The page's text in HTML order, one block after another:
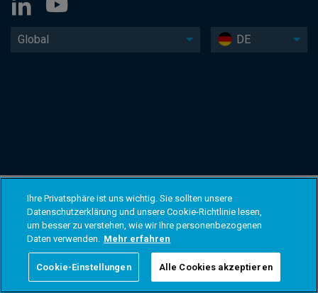
Global DE
Ihre Privatsphäre ist uns wichtig. Sie sollten unsere
Datenschutzerklärung und unsere Cookie-Richtlinie lesen,
um besser zu verstehen, wie wir Ihre personenbezogenen
Daten verwenden. Mehr erfahren
Cookie-Einstellungen Alle Cookies akzeptieren